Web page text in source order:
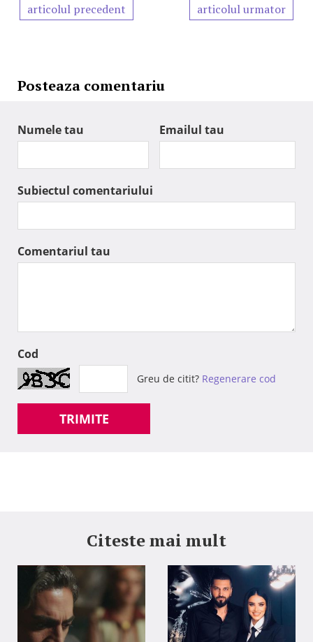
articolul precedent articolul urmator
Posteaza comentariu
Numele tau Emailul tau
Subiectul comentariului
Comentariul tau
Cod
Greu de citit? Regenerare cod
TRIMITE
Citeste mai mult